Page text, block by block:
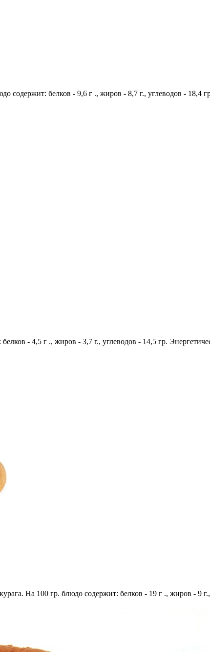
содержит: белков - 9,6 г ., жиров - 8,7 г., углеводов - 18,4
- 4,5 г ., жиров - 3,7 г., углеводов - 14,5 гр.
На 100 гр. блюдо содержит: белков - 19 г ., жиров - 9